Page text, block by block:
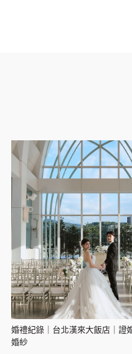
婚禮紀錄｜台北漢來大飯店｜證
婚紗